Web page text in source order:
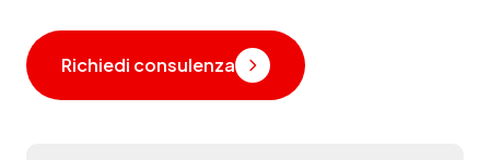
Richiedi consulenza